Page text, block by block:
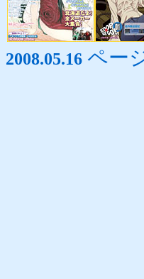
2008.05.16 ペー